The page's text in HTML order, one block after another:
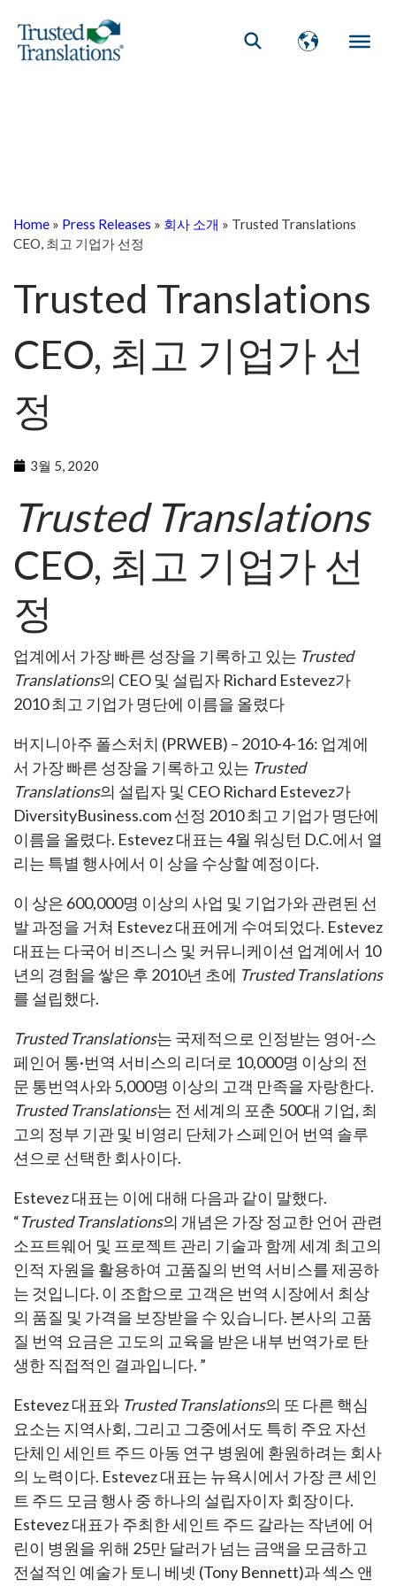
Home » Press Releases » 회사 소개 » Trusted Translations
CEO, 최고 기업가 선정
Trusted Translations
CEO, 최고 기업가 선
정
3월 5, 2020
Trusted Translations
CEO, 최고 기업가 선
정
업계에서 가장 빠른 성장을 기록하고 있는 Trusted
Translations의 CEO 및 설립자 Richard Estevez가
2010 최고 기업가 명단에 이름을 올렸다
버지니아주 폴스처치 (PRWEB) – 2010-4-16: 업계에
서 가장 빠른 성장을 기록하고 있는 Trusted
Translations의 설립자 및 CEO Richard Estevez가
DiversityBusiness.com 선정 2010 최고 기업가 명단에
이름을 올렸다. Estevez 대표는 4월 워싱턴 D.C.에서 열
리는 특별 행사에서 이 상을 수상할 예정이다.
이 상은 600,000명 이상의 사업 및 기업가와 관련된 선
발 과정을 거쳐 Estevez 대표에게 수여되었다. Estevez
대표는 다국어 비즈니스 및 커뮤니케이션 업계에서 10
년의 경험을 쌓은 후 2010년 초에 Trusted Translations
를 설립했다.
Trusted Translations는 국제적으로 인정받는 영어-스
페인어 통·번역 서비스의 리더로 10,000명 이상의 전
문 통번역사와 5,000명 이상의 고객 만족을 자랑한다.
Trusted Translations는 전 세계의 포춘 500대 기업, 최
고의 정부 기관 및 비영리 단체가 스페인어 번역 솔루
션으로 선택한 회사이다.
Estevez 대표는 이에 대해 다음과 같이 말했다.
“Trusted Translations의 개념은 가장 정교한 언어 관련
소프트웨어 및 프로젝트 관리 기술과 함께 세계 최고의
인적 자원을 활용하여 고품질의 번역 서비스를 제공하
는 것입니다. 이 조합으로 고객은 번역 시장에서 최상
의 품질 및 가격을 보장받을 수 있습니다. 본사의 고품
질 번역 요금은 고도의 교육을 받은 내부 번역가로 탄
생한 직접적인 결과입니다. ”
Estevez 대표와 Trusted Translations의 또 다른 핵심
요소는 지역사회, 그리고 그중에서도 특히 주요 자선
단체인 세인트 주드 아동 연구 병원에 환원하려는 회사
의 노력이다. Estevez 대표는 뉴욕시에서 가장 큰 세인
트 주드 모금 행사 중 하나의 설립자이자 회장이다.
Estevez 대표가 주최한 세인트 주드 갈라는 작년에 어
린이 병원을 위해 25만 달러가 넘는 금액을 모금하고
전설적인 예술가 토니 베넷 (Tony Bennett)과 섹스 앤